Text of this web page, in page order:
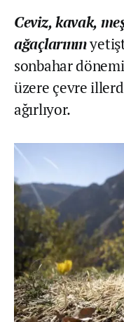
Ceviz, kavak,
ağaçlarının
sonbahar
üzere çevre
ağırlıyor.